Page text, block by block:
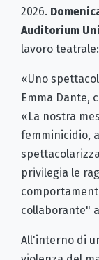
2026.
Auditorium
lavoro teatrale:
«Uno
Emma Dante,
«La nostra
femminicidio,
privilegia le
collaborante"
All'interno di